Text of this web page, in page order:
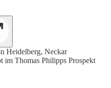
Heidelberg, Neckar
im Thomas Philipps Prospekt